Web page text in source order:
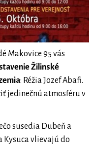
Makovice 95 vás
Žilinské
: Réžia Jozef Abafi.
jedinečnú atmosféru v
susedia Dubeň a
Kysuca vlievajú do